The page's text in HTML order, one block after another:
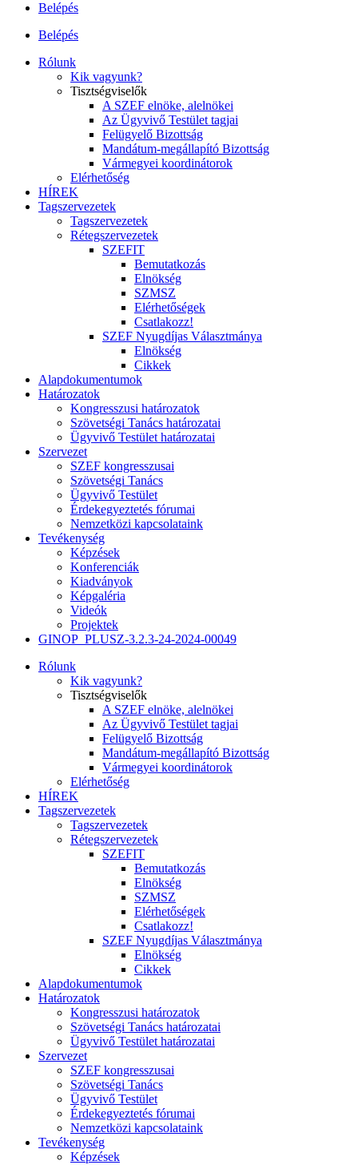
Belépés
Belépés
Rólunk
Kik vagyunk?
Tisztségviselők
A SZEF elnöke, alelnökei
Az Ügyvivő Testület tagjai
Felügyelő Bizottság
Mandátum-megállapító Bizottság
Vármegyei koordinátorok
Elérhetőség
HÍREK
Tagszervezetek
Tagszervezetek
Rétegszervezetek
SZEFIT
Bemutatkozás
Elnökség
SZMSZ
Elérhetőségek
Csatlakozz!
SZEF Nyugdíjas Választmánya
Elnökség
Cikkek
Alapdokumentumok
Határozatok
Kongresszusi határozatok
Szövetségi Tanács határozatai
Ügyvivő Testület határozatai
Szervezet
SZEF kongresszusai
Szövetségi Tanács
Ügyvivő Testület
Érdekegyeztetés fórumai
Nemzetközi kapcsolataink
Tevékenység
Képzések
Konferenciák
Kiadványok
Képgaléria
Videók
Projektek
GINOP_PLUSZ-3.2.3-24-2024-00049
Rólunk
Kik vagyunk?
Tisztségviselők
A SZEF elnöke, alelnökei
Az Ügyvivő Testület tagjai
Felügyelő Bizottság
Mandátum-megállapító Bizottság
Vármegyei koordinátorok
Elérhetőség
HÍREK
Tagszervezetek
Tagszervezetek
Rétegszervezetek
SZEFIT
Bemutatkozás
Elnökség
SZMSZ
Elérhetőségek
Csatlakozz!
SZEF Nyugdíjas Választmánya
Elnökség
Cikkek
Alapdokumentumok
Határozatok
Kongresszusi határozatok
Szövetségi Tanács határozatai
Ügyvivő Testület határozatai
Szervezet
SZEF kongresszusai
Szövetségi Tanács
Ügyvivő Testület
Érdekegyeztetés fórumai
Nemzetközi kapcsolataink
Tevékenység
Képzések